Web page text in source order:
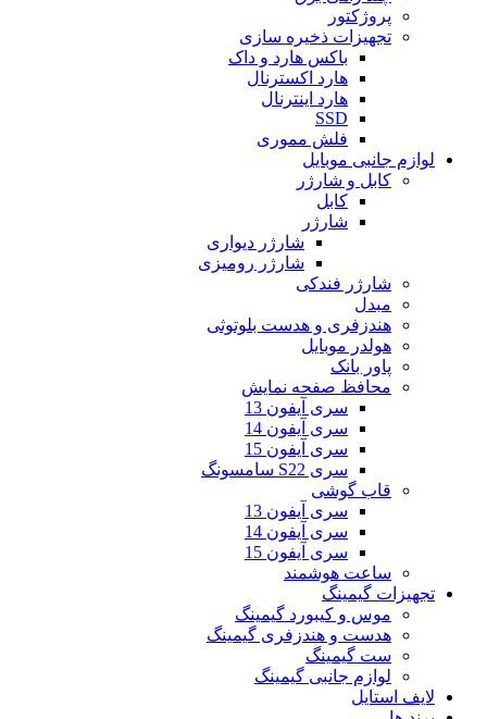
پروژکتور
تجهیزات ذخیره سازی
باکس هارد و داک
هارد اکسترنال
هارد اینترنال
SSD
فلش مموری
لوازم جانبی موبایل
کابل و شارژر
کابل
شارژر
شارژر دیواری
شارژر رومیزی
شارژر فندکی
مبدل
هندزفری و هدست بلوتوثی
هولدر موبایل
پاور بانک
محافظ صفحه نمایش
سری آیفون 13
سری آیفون 14
سری آیفون 15
سری S22 سامسونگ
قاب گوشی
سری آیفون 13
سری آیفون 14
سری آیفون 15
ساعت هوشمند
تجهیزات گیمینگ
موس و کیبورد گیمینگ
هدست و هندزفری گیمینگ
ست گیمینگ
لوازم جانبی گیمینگ
لایف استایل